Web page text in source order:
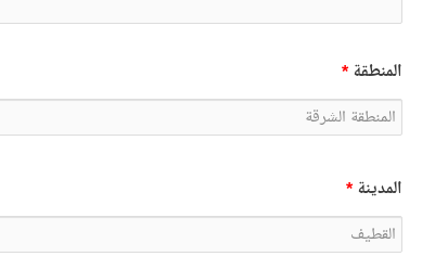
المنطقة *
المدينة *